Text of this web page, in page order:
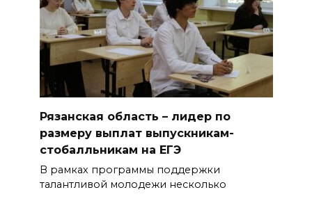
Рязанская область – лидер по
размеру выплат выпускникам-
стобалльникам на ЕГЭ
В рамках программы поддержки
талантливой молодежи несколько